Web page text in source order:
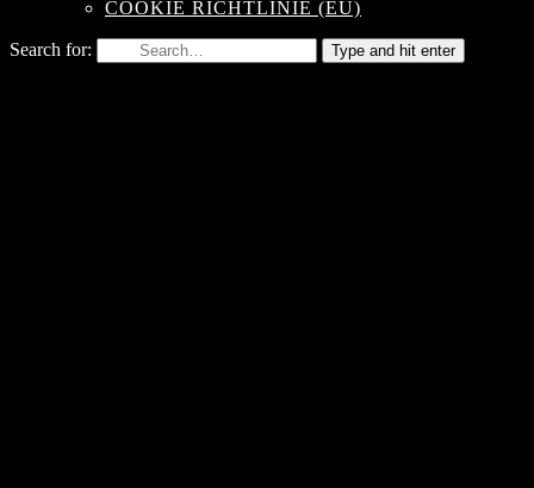
COOKIE RICHTLINIE (EU)
Search for: Type and hit enter